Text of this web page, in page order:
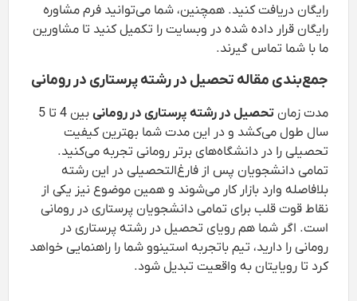
رایگان دریافت کنید. همچنین، شما می‌توانید فرم مشاوره
رایگان قرار داده شده در وبسایت را تکمیل کنید تا مشاورین
ما با شما تماس گیرند.
جمع‌بندی مقاله تحصیل در رشته پرستاری در رومانی
مدت زمانتحصیل در رشته پرستاری در رومانی
بین 4 تا 5
سال طول می‌کشد و در این مدت شما بهترین کیفیت
تحصیلی را در دانشگاه‌های برتر رومانی تجربه می‌کنید.
تمامی دانشجویان پس از فارغ‌التحصیلی در این رشته
بلافاصله وارد بازار کار می‌شوند و همین موضوع نیز یکی از
نقاط قوت قلب برای تمامی دانشجویان پرستاری در رومانی
است. اگر شما هم رویای تحصیل در رشته پرستاری در
رومانی را دارید، تیم باتجربه استینوو شما را راهنمایی خواهد
کرد تا رویایتان به واقعیت تبدیل شود.